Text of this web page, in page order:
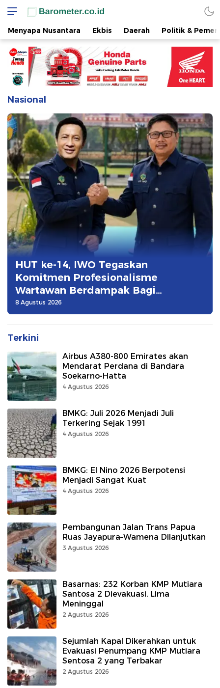
Menyapa Nusantara Ekbis Daerah Politik &
Nasional
HUT ke-14, IWO Tegaskan
Komitmen Profesionalisme
Wartawan Berdampak Bagi
Kebaikan Bangsa
8 Agustus 2026
Terkini
Airbus A380-800 Emirates akan
Mendarat Perdana di Bandara
Soekarno-Hatta
4 Agustus 2026
BMKG: Juli 2026 Menjadi Juli
Terkering Sejak 1991
4 Agustus 2026
BMKG: El Nino 2026 Berpotensi
Menjadi Sangat Kuat
4 Agustus 2026
Pembangunan Jalan Trans Papua
Ruas Jayapura–Wamena Dilanjutkan
3 Agustus 2026
Basarnas: 232 Korban KMP Mutiara
Santosa 2 Dievakuasi, Lima
Meninggal
2 Agustus 2026
Sejumlah Kapal Dikerahkan untuk
Evakuasi Penumpang KMP Mutiara
Sentosa 2 yang Terbakar
2 Agustus 2026